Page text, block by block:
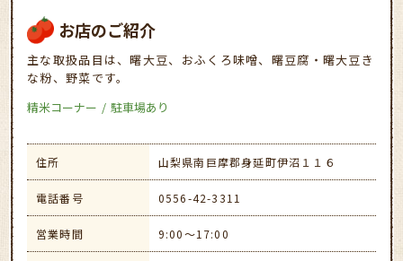
お店のご紹介
主な取扱品目は、曙大豆、おふくろ味噌、曙豆腐・曙大豆き
な粉、野菜です。
精米コーナー
駐車場あり
住所 山梨県南巨摩郡身延町伊沼１１６
電話番号 0556-42-3311
営業時間 9:00～17:00